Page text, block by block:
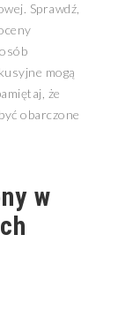
Sprawdź,
mogą
że
obarczone
w